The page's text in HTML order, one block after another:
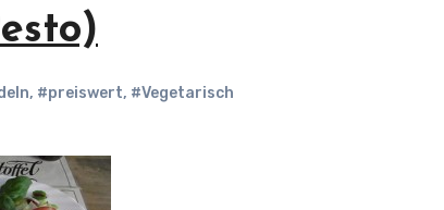
, #preiswert, #Vegetarisch